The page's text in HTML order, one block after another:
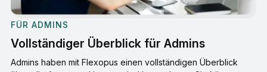
FÜR ADMINS
Vollständiger Überblick für Admins
Admins haben mit Flexopus einen vollständigen Überblick